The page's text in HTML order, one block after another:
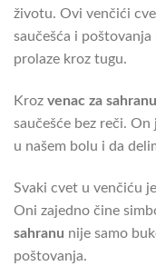
životu. Ovi venčići
saučešća i
prolaze kroz tugu.
Kroz venac za sahranu
saučešće bez reči.
u našem bolu i da
Svaki cvet u venčiću
Oni zajedno čine
sahranu nije samo
poštovanja.